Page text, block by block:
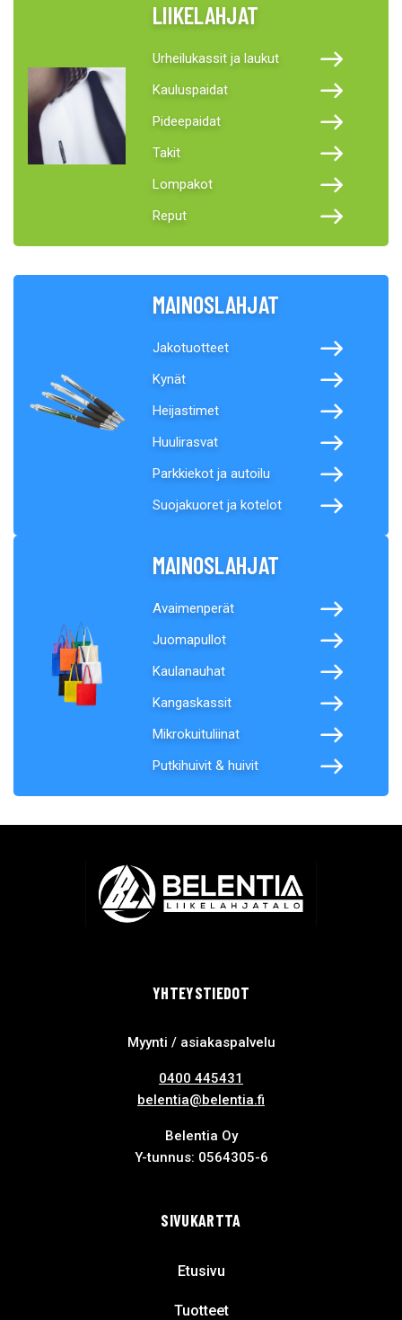
LIIKELAHJAT
Urheilukassit ja laukut
Kauluspaidat
Pideepaidat
Takit
Lompakot
Reput
MAINOSLAHJAT
Jakotuotteet
Kynät
Heijastimet
Huulirasvat
Parkkiekot ja autoilu
Suojakuoret ja kotelot
MAINOSLAHJAT
Avaimenperät
Juomapullot
Kaulanauhat
Kangaskassit
Mikrokuituliinat
Putkihuivit & huivit
YHTEYSTIEDOT
Myynti / asiakaspalvelu
0400 445431
belentia@belentia.fi
Belentia Oy
Y-tunnus: 0564305-6
SIVUKARTTA
Etusivu
Tuotteet